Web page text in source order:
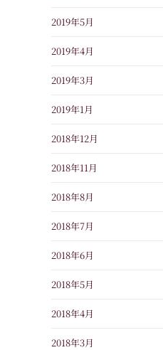
2019年5月
2019年4月
2019年3月
2019年1月
2018年12月
2018年11月
2018年8月
2018年7月
2018年6月
2018年5月
2018年4月
2018年3月